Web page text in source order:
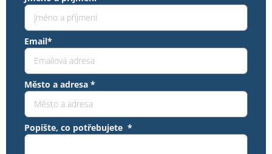
Email*
Město a adresa *
Popište, co potřebujete *